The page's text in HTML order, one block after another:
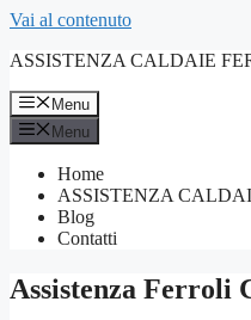
Vai al contenuto
ASSISTENZA CALDAIE
Menu
Menu
Home
ASSISTENZA
Blog
Contatti
Assistenza Ferroli